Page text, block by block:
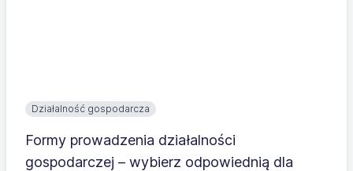
Działalność gospodarcza
Formy prowadzenia działalności
gospodarczej – wybierz odpowiednią dla